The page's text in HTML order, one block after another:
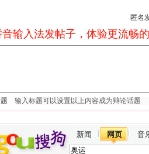
匿名
输入法发帖子，体验更流畅
题
新闻 网页 音